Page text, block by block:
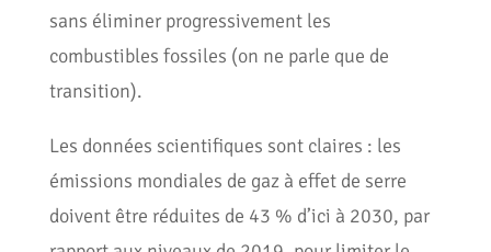
sans éliminer progressivement les
combustibles fossiles (on ne parle que de
transition).
Les données scientifiques sont claires : les
émissions mondiales de gaz à effet de serre
doivent être réduites de 43 % d’ici à 2030, par